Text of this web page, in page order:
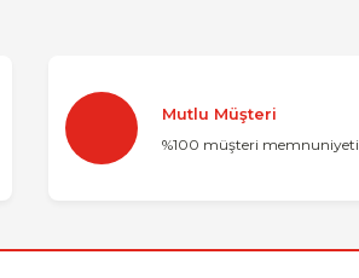
Mutlu Müşteri
%100 müşteri memnuniyeti